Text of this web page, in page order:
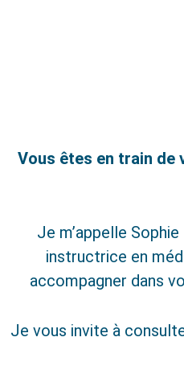
Vous êtes en train de
Je m’appelle
instructrice en
accompagner dans
Je vous invite à